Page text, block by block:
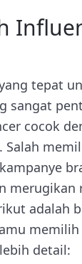
tepat
sangat
cocok
Salah
merugikan
adalah
detail: